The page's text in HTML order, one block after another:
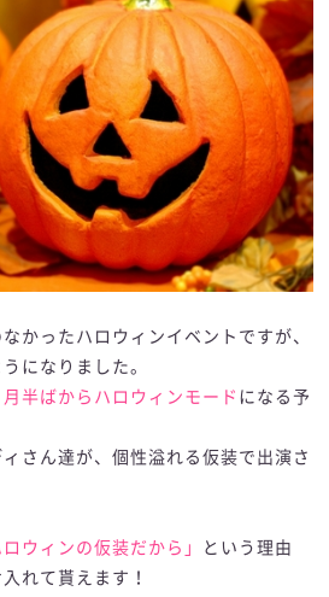
かったハロウィンイベントですが、
になりました。
半ばからハロウィンモード になる予
さん達が、個性溢れる仮装で出演さ
ロウィンの仮装だから」
という理由
れて貰えます！